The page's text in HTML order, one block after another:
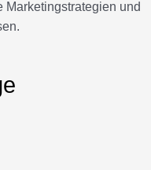
Marketingstrategien und